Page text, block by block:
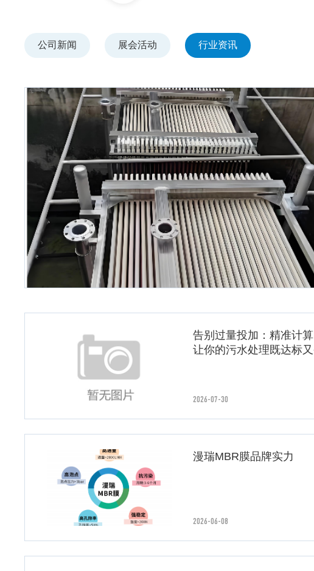
公司新闻 展会活动 行业资讯
告别过量投加：精准计算
让你的污水处理既达标
2026-07-30
漫瑞MBR膜品牌实力
2026-06-08